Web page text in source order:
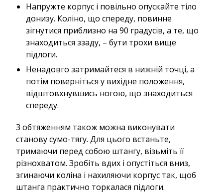
Напружте корпус і повільно опускайте тіло
донизу. Коліно, що спереду, повинне
зігнутися приблизно на 90 градусів, а те, що
знаходиться ззаду, – бути трохи вище
підлоги.
Ненадовго затримайтеся в нижній точці, а
потім поверніться у вихідне положення,
відштовхнувшись ногою, що знаходиться
спереду.
З обтяженням також можна виконувати
станову сумо-тягу. Для цього встаньте,
тримаючи перед собою штангу, візьміть її
різнохватом. Зробіть вдих і опустіться вниз,
згинаючи коліна і нахиляючи корпус так, щоб
штанга практично торкалася підлоги.